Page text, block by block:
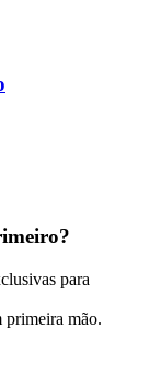
para
primeira mão.